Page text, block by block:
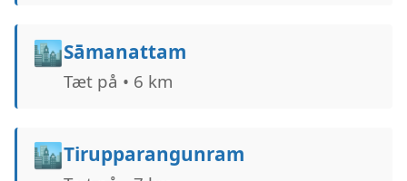
🏙️Sāmanattam
Tæt på • 6 km
🏙️Tirupparangunram